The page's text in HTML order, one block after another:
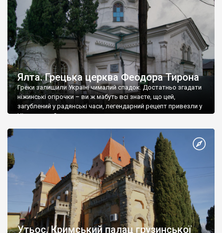
Ялта. Грецька церква Феодора Тирона
Греки залишили Україні чималий спадок. Достатньо згадати
ніжинські огірочки – ви ж мабуть всі знаєте, що цей,
загублений у радянські часи, легендарний рецепт привезли у
Ніжин греки?
Утьос. Кримський палац грузинської